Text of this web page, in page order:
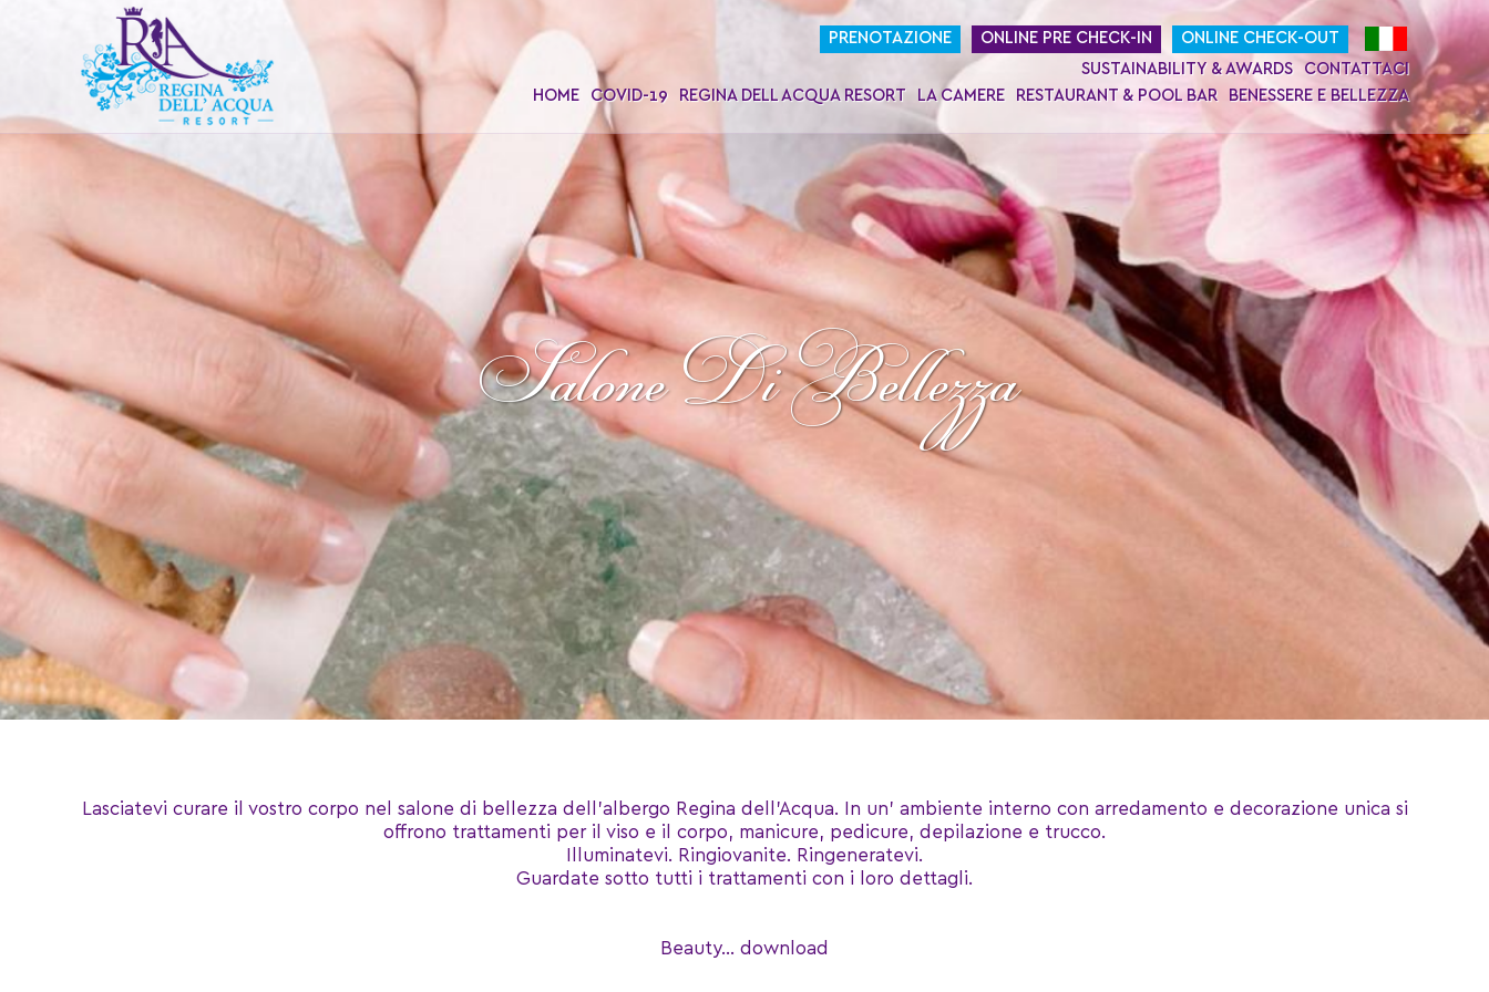
PRENOTAZIONE ONLINE PRE CHECK-IN
ONLINE CHECK-OUT
SUSTAINABILITY & AWARDS
CONTATTACI
HOME
COVID-19 REGINA DELL ACQUA RESORT LA CAMERE RESTAURANT & POOL BAR BENESSERE E BELLEZZA
Salone Di Bellezza
Lasciatevi curare il vostro corpo nel salone di bellezza dell’albergo Regina dell’Acqua. In un’ ambiente interno con arredamento e decorazione unica si
offrono trattamenti per il viso e il corpo, manicure, pedicure, depilazione e trucco.
Illuminatevi. Ringiovanite. Ringeneratevi.
Guardate sotto tutti i trattamenti con i loro dettagli.
Beauty... download